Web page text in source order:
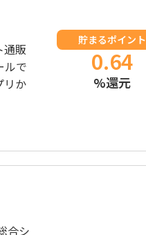
通販
ルで
リか
貯まるポイント
0.64
%還元
合シ